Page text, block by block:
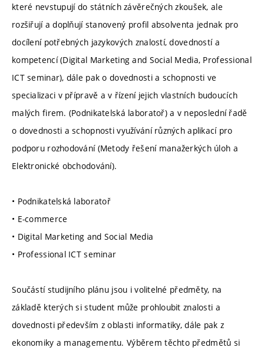
které nevstupují do státních závěrečných zkoušek, ale
rozšiřují a doplňují stanovený profil absolventa jednak pro
docílení potřebných jazykových znalostí, dovedností a
kompetencí (Digital Marketing and Social Media, Professional
ICT seminar), dále pak o dovednosti a schopnosti ve
specializaci v přípravě a v řízení jejich vlastních budoucích
malých firem. (Podnikatelská laboratoř) a v neposlední řadě
o dovednosti a schopnosti využívání různých aplikací pro
podporu rozhodování (Metody řešení manažerkých úloh a
Elektronické obchodování).
• Podnikatelská laboratoř
• E-commerce
• Digital Marketing and Social Media
• Professional ICT seminar
Součástí studijního plánu jsou i volitelné předměty, na
základě kterých si student může prohloubit znalosti a
dovednosti především z oblasti informatiky, dále pak z
ekonomiky a managementu. Výběrem těchto předmětů si